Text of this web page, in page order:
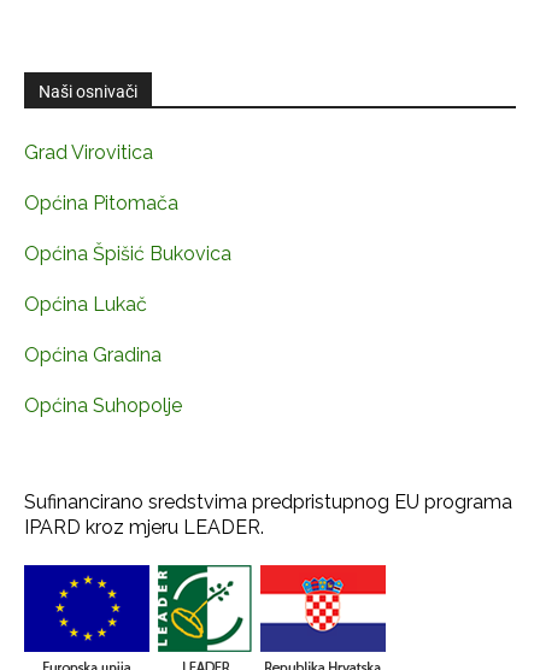
Naši osnivači
Grad Virovitica
Općina Pitomača
Općina Špišić Bukovica
Općina Lukač
Općina Gradina
Općina Suhopolje
Sufinancirano sredstvima predpristupnog EU programa
IPARD kroz mjeru LEADER.